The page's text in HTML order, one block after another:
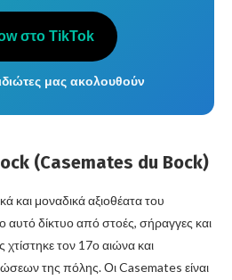
στο TikTok
μας ακολουθούν
(Casemates du Bock)
και μοναδικά αξιοθέατα του
δίκτυο από στοές, σήραγγες και
χτίστηκε τον 17ο αιώνα και
της πόλης. Οι Casemates είναι